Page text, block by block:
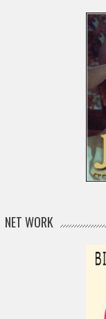
NET WORK